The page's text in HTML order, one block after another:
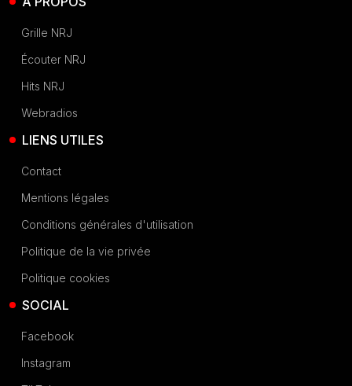
Grille NRJ
Écouter NRJ
Hits NRJ
Webradios
LIENS UTILES
Contact
Mentions légales
Conditions générales d'utilisation
Politique de la vie privée
Politique cookies
SOCIAL
Facebook
Instagram